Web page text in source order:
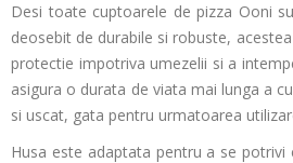
Desi toate cuptoarele de pizza Ooni
deosebit de durabile si robuste,
protectie impotriva umezelii si a
asigura o durata de viata mai lunga a
si uscat, gata pentru urmatoarea
Husa este adaptata pentru a se